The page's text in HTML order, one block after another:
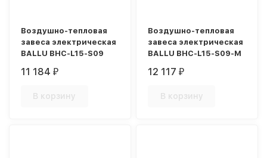
Воздушно-тепловая
завеса электрическая
BALLU BHC-L15-S09
11 184₽
В корзину
Воздушно-тепловая
завеса электрическая
BALLU BHC-L15-S09-M
12 117₽
В корзину